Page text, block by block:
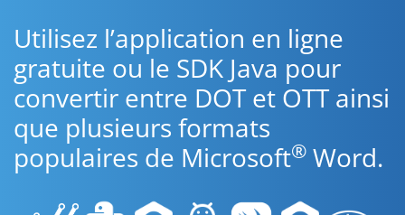
Utilisez l’application en ligne
gratuite ou le SDK Java pour
convertir entre DOT et OTT ainsi
que plusieurs formats
populaires de Microsoft® Word.